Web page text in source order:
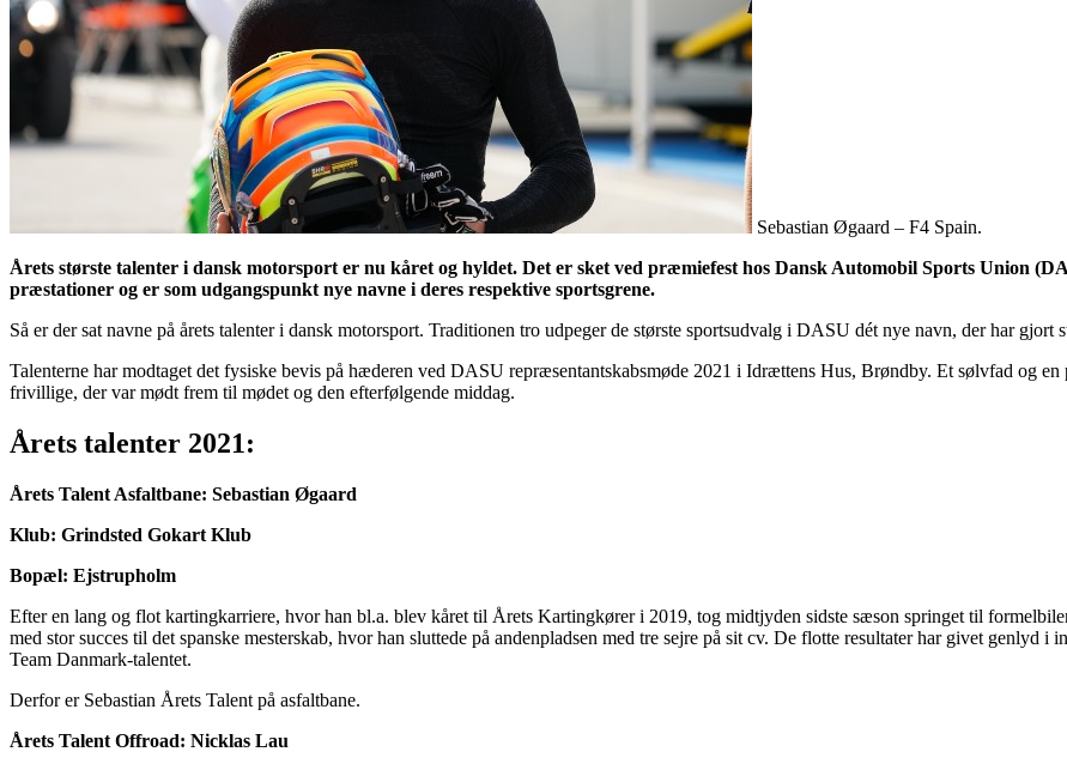
Sebastian Øgaard – F4 Spain.
Årets største talenter i dansk motorsport er nu kåret og hyldet. Det er sket ved præmiefest hos Dansk Automobil Sports Union
præstationer og er som udgangspunkt nye navne i deres respektive sportsgrene.
Så er der sat navne på årets talenter i dansk motorsport. Traditionen tro udpeger de største sportsudvalg i DASU dét nye navn, der har gjort
Talenterne har modtaget det fysiske bevis på hæderen ved DASU repræsentantskabsmøde 2021 i Idrættens Hus, Brøndby. Et sølvfad og
frivillige, der var mødt frem til mødet og den efterfølgende middag.
Årets talenter 2021:
Årets Talent Asfaltbane: Sebastian Øgaard
Klub: Grindsted Gokart Klub
Bopæl: Ejstrupholm
Efter en lang og flot kartingkarriere, hvor han bl.a. blev kåret til Årets Kartingkører i 2019, tog midtjyden sidste sæson springet til
med stor succes til det spanske mesterskab, hvor han sluttede på andenpladsen med tre sejre på sit cv. De flotte resultater har givet genlyd
Team Danmark-talentet.
Derfor er Sebastian Årets Talent på asfaltbane.
Årets Talent Offroad: Nicklas Lau